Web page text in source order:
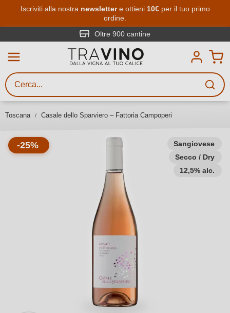
Passa al contenuto principale
Iscriviti alla nostra newslettere ottieni 10€per il tuo primo
ordine.
Oltre 900 cantine
Toscana Casale dello Sparviero – Fattoria Campoperi
Sangiovese
Secco / Dry
12,5% alc.
-25%
Ricerca vini
Inserisci almeno 3 caratteri
gusto, occasione, nome del vino,
vitigno, regione, cantina o altri